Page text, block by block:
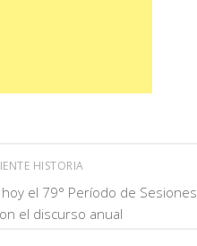
HISTORIA
el 79° Período de Sesiones
el discurso anual